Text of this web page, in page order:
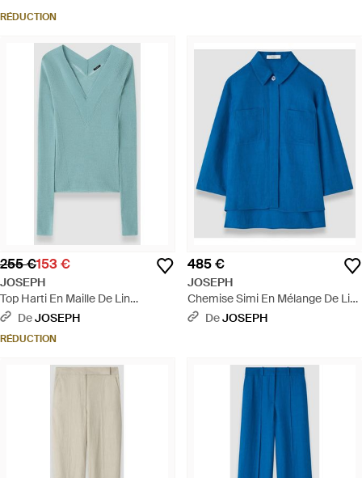
RÉDUCTION
255 €153 €
JOSEPH
Top Harti En Maille De Lin
Mélangé - Bleu
DeJOSEPH
RÉDUCTION
485 €
JOSEPH
Chemise Simi En Mélange De Lin
- Bleu
DeJOSEPH